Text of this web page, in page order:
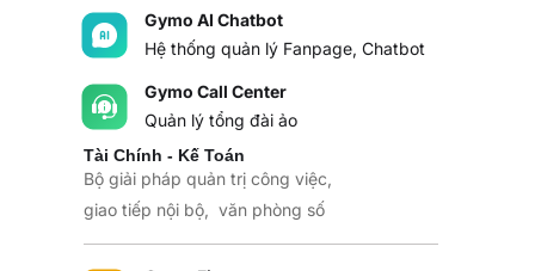
Gymo AI Chatbot
Hệ thống quản lý Fanpage, Chatbot
Gymo Call Center
Quản lý tổng đài ảo
Tài Chính - Kế Toán
Bộ giải pháp quản trị công việc,
giao tiếp nội bộ, văn phòng số